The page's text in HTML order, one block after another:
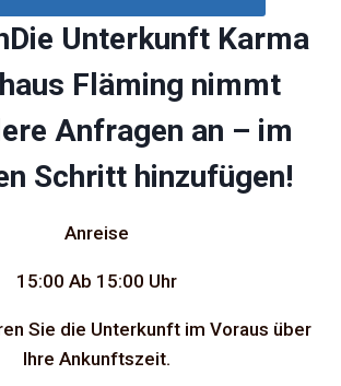
Die Unterkunft Karma
Fläming nimmt
Anfragen an – im
Schritt hinzufügen!
Anreise
15:00 Ab 15:00 Uhr
Sie die Unterkunft im Voraus über
Ihre Ankunftszeit.